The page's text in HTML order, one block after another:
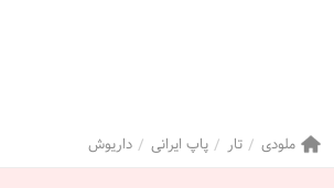
ملودی تار پاپ ایرانی داریوش